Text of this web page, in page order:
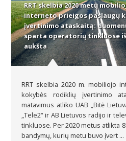
RRT skelbia 2020 metų
interneto prieigos paslaugų
įvertinimo ataskaitą:
sparta operatorių tinkluose
aukšta
RRT skelbia 2020 m. mobiliojo
kokybės rodiklių įvertinimo
matavimus atliko UAB „Bitė
„Tele2“ ir AB Lietuvos radijo ir
tinkluose. Per 2020 metus atlikta
bandymų, kurių metu buvo įvert ...